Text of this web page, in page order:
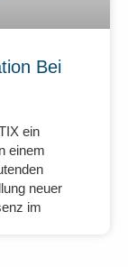
Bei
ein
einem
neuer
im